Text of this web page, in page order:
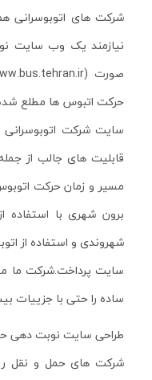
شرکت های اتوبوسرانی
نیازمند یک وب سایت
حرکت اتبوس ها مطلع
سایت شرکت
قابلیت های جالب از
مسیر و زمان حرکت
برون شهری با
شهروندی و استفاده از
سایت پرداخت.شرکت ما
ساده را حتی با جزییات
طراحی سایت نوبت دهی
شرکت های حمل و نقل